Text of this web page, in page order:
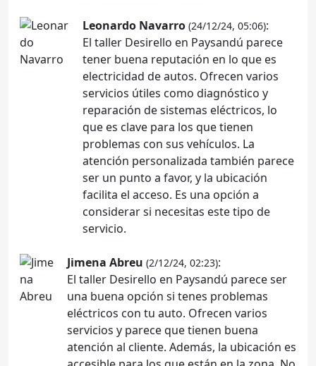
Leonardo Navarro (24/12/24, 05:06):
El taller Desirello en Paysandú parece
tener buena reputación en lo que es
electricidad de autos. Ofrecen varios
servicios útiles como diagnóstico y
reparación de sistemas eléctricos, lo
que es clave para los que tienen
problemas con sus vehículos. La
atención personalizada también parece
ser un punto a favor, y la ubicación
facilita el acceso. Es una opción a
considerar si necesitas este tipo de
servicio.
Jimena Abreu (2/12/24, 02:23):
El taller Desirello en Paysandú parece ser
una buena opción si tenes problemas
eléctricos con tu auto. Ofrecen varios
servicios y parece que tienen buena
atención al cliente. Además, la ubicación es